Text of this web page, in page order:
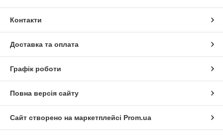
Контакти
Доставка та оплата
Графік роботи
Повна версія сайту
Сайт створено на маркетплейсі Prom.ua